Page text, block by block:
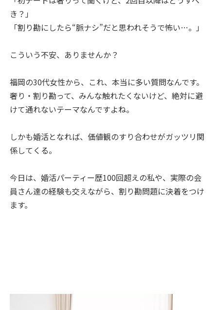
き？」
「割り勘にしたら“脈ナシ”だと思われそうで怖い…。」
こういう不安、ありませんか？
福岡の30代女性から、これ、本当に多い質問なんです。
奢り・割り勘って、みんな触れたくないけど、絶対に避
けて通れないテーマなんですよね。
しかも婚活となれば、価値観のすり合わせがガッツリ関
係してくる。
今日は、婚活パーティー歴100回超えの私や、実際の会
員さん達の経験も交えながら、割り勘問題に決着をつけ
ます。